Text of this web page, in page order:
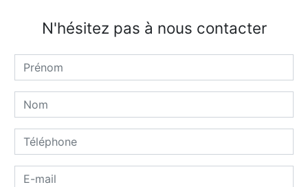
N'hésitez pas à nous contacter